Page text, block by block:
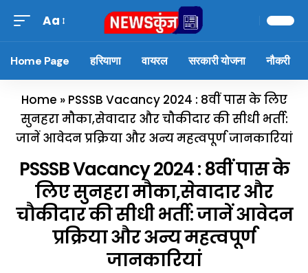
Aa
Home Page हरियाणा वायरल सरकारी योजना नौकरी
Home » PSSSB Vacancy 2024 : 8वीं पास के लिए
सुनहरा मौका,सेवादार और चौकीदार की सीधी भर्ती:
जानें आवेदन प्रक्रिया और अन्य महत्वपूर्ण जानकारियां
PSSSB Vacancy 2024 : 8वीं पास के
लिए सुनहरा मौका,सेवादार और
चौकीदार की सीधी भर्ती: जानें आवेदन
प्रक्रिया और अन्य महत्वपूर्ण
जानकारियां